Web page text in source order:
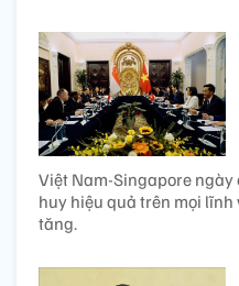
Việt Nam-Singapore
huy hiệu quả trên mọi
tăng.